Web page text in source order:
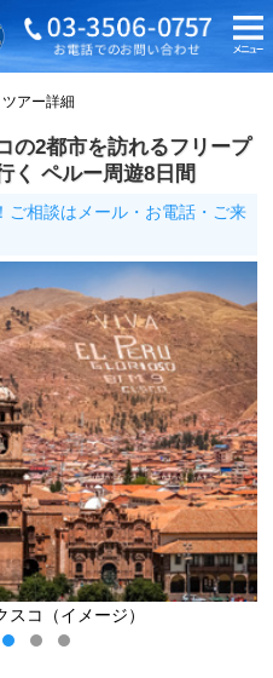
ツアー詳細
2都市を訪れるフリープ
く ペルー周遊8日間
ご相談はメール・お電話・ご来
メージ）